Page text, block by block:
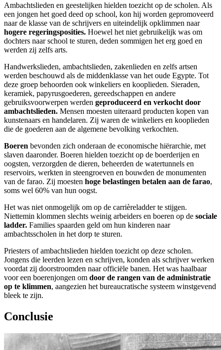
Ambachtslieden en geestelijken hielden toezicht op de scholen. Als
een jongen het goed deed op school, kon hij worden gepromoveerd
naar de klasse van de schrijvers en uiteindelijk opklimmen naar
hogere regeringsposities. Hoewel het niet gebruikelijk was om
dochters naar school te sturen, deden sommigen het erg goed en
werden zij zelfs arts.
Handwerkslieden, ambachtslieden, zakenlieden en zelfs artsen
werden beschouwd als de middenklasse van het oude Egypte. Tot
deze groep behoorden ook winkeliers en kooplieden. Sieraden,
keramiek, papyrusgoederen, gereedschappen en andere
gebruiksvoorwerpen werden geproduceerd en verkocht door
ambachtslieden. Mensen moesten uiteraard producten kopen van
kunstenaars en handelaren. Zij waren de winkeliers en kooplieden
die de goederen aan de algemene bevolking verkochten.
Boeren bevonden zich onderaan de economische hiërarchie, met
slaven daaronder. Boeren hielden toezicht op de boerderijen en
oogsten, verzorgden de dieren, beheerden de watertunnels en
reservoirs, werkten in steengroeven en bouwden de monumenten
van de farao. Zij moesten hoge belastingen betalen aan de farao,
soms wel 60% van hun oogst.
Het was niet onmogelijk om op de carrièreladder te stijgen.
Niettemin klommen slechts weinig arbeiders en boeren op de sociale
ladder. Families spaarden geld om hun kinderen naar
ambachtsscholen in het dorp te sturen.
Priesters of ambachtslieden hielden toezicht op deze scholen.
Jongens die leerden lezen en schrijven, konden als schrijver werken
voordat zij doorstroomden naar officiële banen. Het was haalbaar
voor een boerenjongen om door de rangen van de administratie
op te klimmen, aangezien het bureaucratische systeem winstgevend
bleek te zijn.
Conclusie